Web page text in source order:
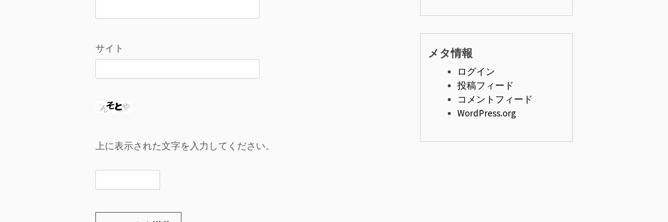
サイト
上に表示された文字を入力してください。
メタ情報
ログイン
投稿フィード
コメントフィード
WordPress.org